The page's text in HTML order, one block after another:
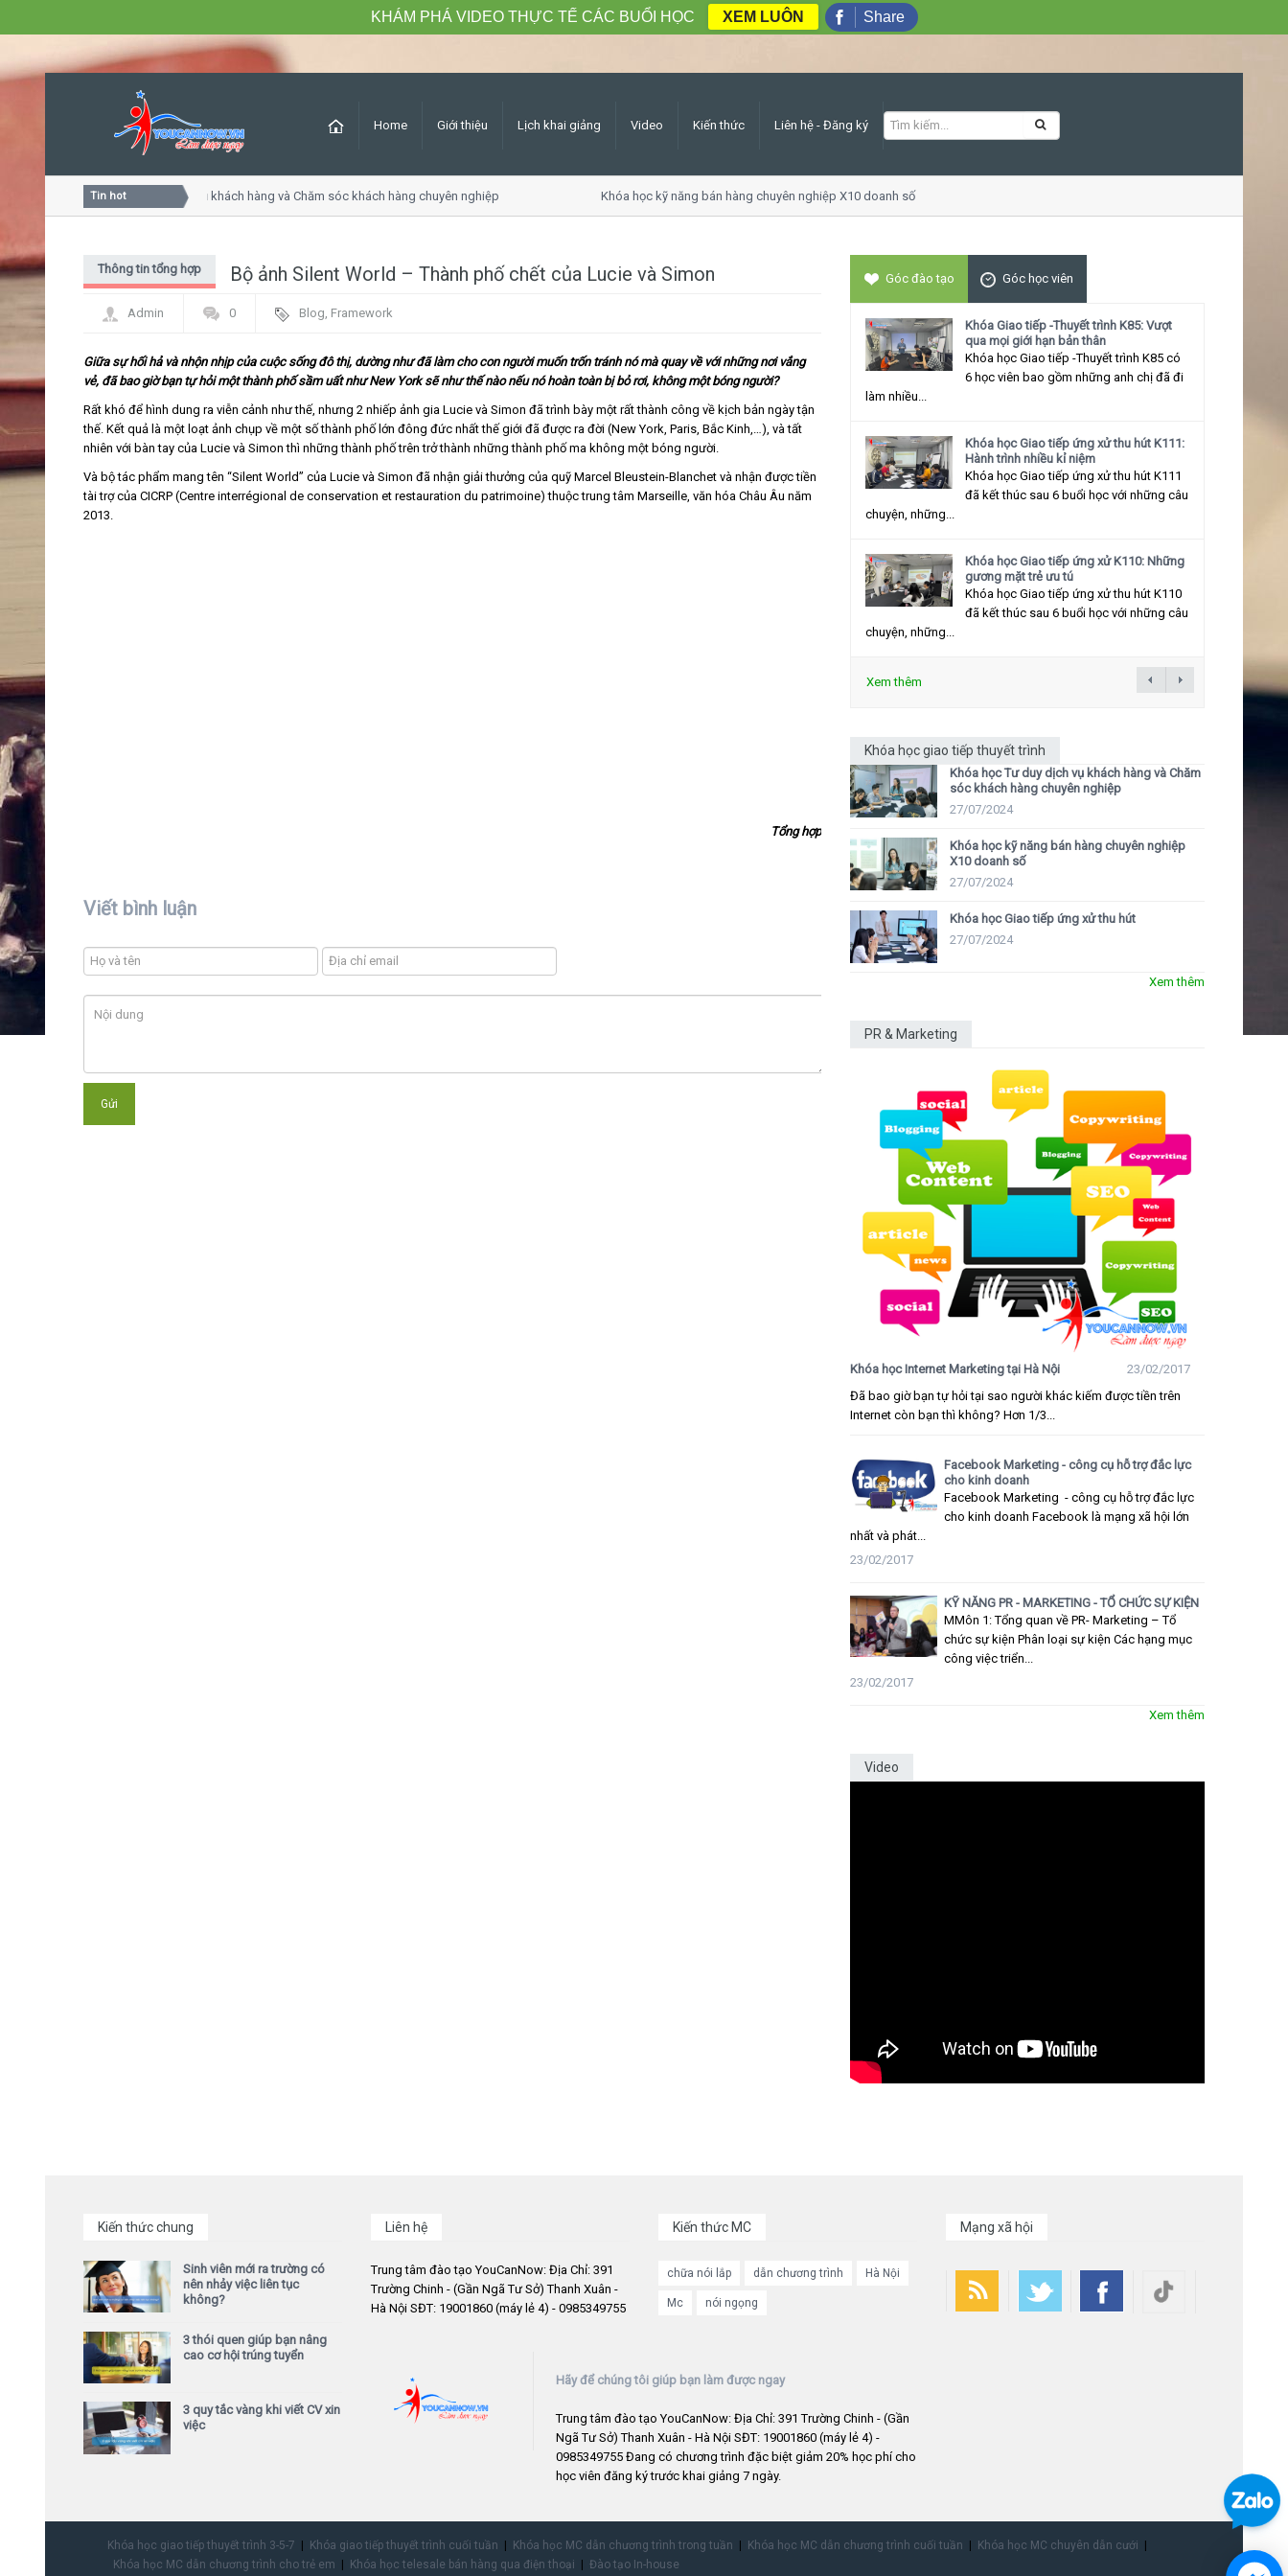
Home Giới thiệu Lịch khai giảng Video Kiến thức Liên hệ - Đăng ký
Tin hot
Khóa học Tư duy dịch vụ khách hàng và Chăm sóc khách hàng chuyên nghiệp Khóa học kỹ năng bán hàng chuyên nghiệp X10 doanh số
Bộ ảnh Silent World – Thành phố chết của Lucie và Simon
Thông tin tổng hợp
Admin 0 Blog, Framework
Giữa sự hối hả và nhộn nhịp của cuộc sống đô thị, dường như đã làm cho con người muốn trốn tránh nó mà quay về với những nơi vắng
vẻ, đã bao giờ bạn tự hỏi một thành phố sầm uất như New York sẽ như thế nào nếu nó hoàn toàn bị bỏ rơi, không một bóng người?
Rất khó để hình dung ra viễn cảnh như thế, nhưng 2 nhiếp ảnh gia Lucie và Simon đã trình bày một rất thành công về kịch bản ngày tận
thế. Kết quả là một loạt ảnh chụp về một số thành phố lớn đông đức nhất thế giới đã được ra đời (New York, Paris, Bắc Kinh,…), và tất
nhiên với bàn tay của Lucie và Simon thì những thành phố trên trở thành những thành phố ma không một bóng người.
Và bộ tác phẩm mang tên “Silent World” của Lucie và Simon đã nhận giải thưởng của quỹ Marcel Bleustein-Blanchet và nhận được tiền
tài trợ của CICRP (Centre interrégional de conservation et restauration du patrimoine) thuộc trung tâm Marseille, văn hóa Châu Âu năm
2013.
Tổng hợp
Viết bình luận
Góc đào tạo Góc học viên
Khóa Giao tiếp -Thuyết trình K85: Vượt
qua mọi giới hạn bản thân
Khóa học Giao tiếp -Thuyết trình K85 có
6 học viên bao gồm những anh chị đã đi
làm nhiều...
Khóa học Giao tiếp ứng xử thu hút K111:
Hành trình nhiều kỉ niệm
Khóa học Giao tiếp ứng xử thu hút K111
đã kết thúc sau 6 buổi học với những câu
chuyện, những...
Khóa học Giao tiếp ứng xử K110: Những
gương mặt trẻ ưu tú
Khóa học Giao tiếp ứng xử thu hút K110
đã kết thúc sau 6 buổi học với những câu
chuyện, những...
Xem thêm
Khóa học giao tiếp thuyết trình
Khóa học Tư duy dịch vụ khách hàng và Chăm
sóc khách hàng chuyên nghiệp
27/07/2024
Khóa học kỹ năng bán hàng chuyên nghiệp
X10 doanh số
27/07/2024
Khóa học Giao tiếp ứng xử thu hút
27/07/2024
Xem thêm
PR & Marketing
Khóa học Internet Marketing tại Hà Nội
23/02/2017
Đã bao giờ bạn tự hỏi tại sao người khác kiếm được tiền trên
Internet còn bạn thì không? Hơn 1/3...
Facebook Marketing - công cụ hỗ trợ đắc lực
cho kinh doanh
Facebook Marketing - công cụ hỗ trợ đắc lực
cho kinh doanh Facebook là mạng xã hội lớn
nhất và phát...
23/02/2017
KỸ NĂNG PR - MARKETING - TỔ CHỨC SỰ KIỆN
MMôn 1: Tổng quan về PR- Marketing – Tổ
chức sự kiện Phân loại sự kiện Các hạng mục
công việc triển...
23/02/2017
Xem thêm
Video
Kiến thức chung
Sinh viên mới ra trường có
nên nhảy việc liên tục
không?
3 thói quen giúp bạn nâng
cao cơ hội trúng tuyển
3 quy tắc vàng khi viết CV xin
việc
Liên hệ
Trung tâm đào tạo YouCanNow: Địa Chỉ: 391
Trường Chinh - (Gần Ngã Tư Sở) Thanh Xuân -
Hà Nội SĐT: 19001860 (máy lẻ 4) - 0985349755
Kiến thức MC
chữa nói lắp dẫn chương trình Hà Nội
Mc nói ngọng
Mạng xã hội
Hãy để chúng tôi giúp bạn làm được ngay
Trung tâm đào tạo YouCanNow: Địa Chỉ: 391 Trường Chinh - (Gần
Ngã Tư Sở) Thanh Xuân - Hà Nội SĐT: 19001860 (máy lẻ 4) -
0985349755 Đang có chương trình đặc biệt giảm 20% học phí cho
học viên đăng ký trước khai giảng 7 ngày.
Khóa học giao tiếp thuyết trình 3-5-7 Khóa giao tiếp thuyết trình cuối tuần Khóa học MC dẫn chương trình trong tuần Khóa học MC dẫn chương trình cuối tuần
Khóa học MC chuyên dẫn cưới
Khóa học MC dẫn chương trình cho trẻ em
Khóa học telesale bán hàng qua điện thoại Đào tạo In-house
KHÁM PHÁ VIDEO THỰC TẾ CÁC BUỔI HỌC XEM LUÔN Share